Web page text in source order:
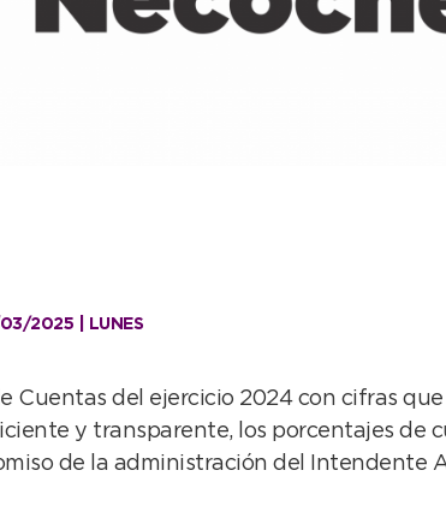
2025 | LUNES
Cuentas del ejercicio 2024 con cifras
y transparente, los porcentajes de
de la administración del Intendente